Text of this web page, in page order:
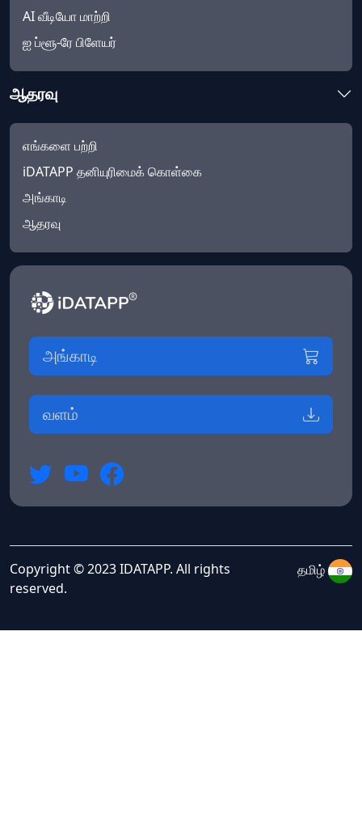
AI வீடியோ மாற்றி
ஐ ப்ளூ-ரே பிளேயர்
ஆதரவு
எங்களை பற்றி
iDATAPP தனியுரிமைக் கொள்கை
அங்காடி
ஆதரவு
அங்காடி
வளம்
Copyright © 2023 IDATAPP. All rights
reserved.
தமிழ்